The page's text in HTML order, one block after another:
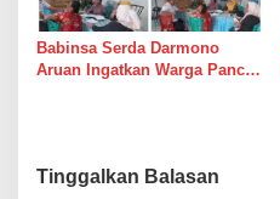
Babinsa Serda Darmono
Aruan Ingatkan Warga Pancur
Tinggalkan Balasan